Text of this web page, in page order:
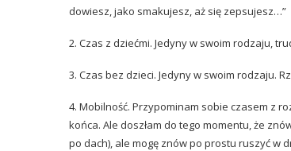
dowiesz, jako smakujesz, aż się zepsujesz…”
2. Czas z dziećmi. Jedyny w swoim rodzaju,
3. Czas bez dzieci. Jedyny w swoim rodzaju.
4. Mobilność. Przypominam sobie czasem z
końca. Ale doszłam do tego momentu, że
po dach), ale mogę znów po prostu ruszyć w